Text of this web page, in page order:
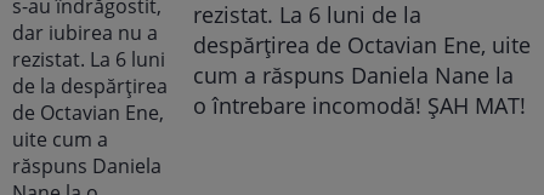
rezistat. La 6 luni de la
despărțirea de Octavian Ene, uite
cum a răspuns Daniela Nane la
o întrebare incomodă! ȘAH MAT!